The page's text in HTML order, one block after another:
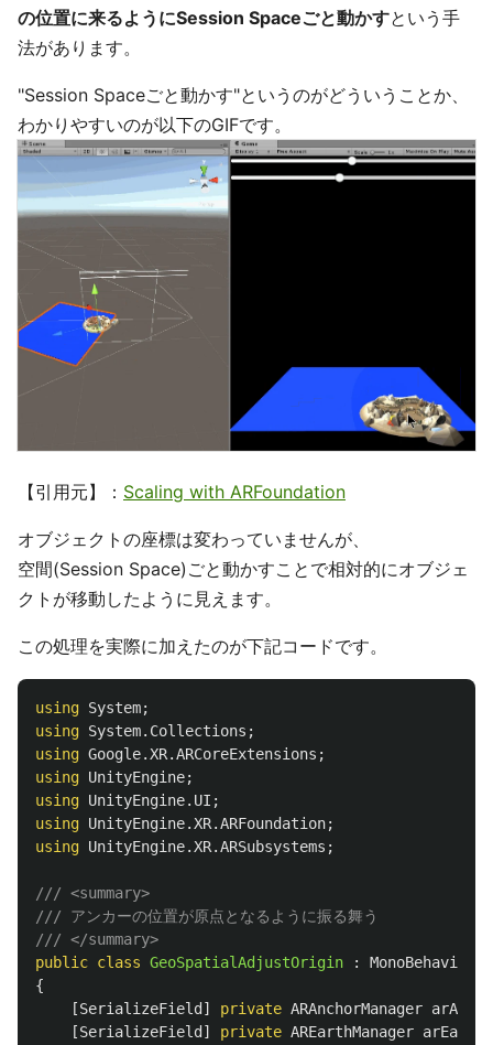
の位置に来るようにSession Spaceごと動かすという手
法があります。
"Session Spaceごと動かす"というのがどういうことか、
わかりやすいのが以下のGIFです。
【引用元】： Scaling with ARFoundation
オブジェクトの座標は変わっていませんが、
空間(Session Space)ごと動かすことで相対的にオブジェ
クトが移動したように見えます。
この処理を実際に加えたのが下記コードです。
using System;
using System.Collections ;
using Google.XR.ARCoreExtensions ;
using UnityEngine;
using UnityEngine.UI ;
using UnityEngine.XR.ARFoundation;
using UnityEngine.XR.ARSubsystems ;
/// <summary>
/// アンカーの位置が原点となるように振る舞う
/// </summary>
public class GeoSpatialAdjustOrigin :
MonoBehaviour
{
[SerializeField ] private ARAnchorManager
[SerializeField ] private AREarthManager